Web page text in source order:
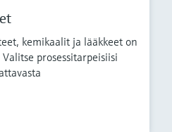
kemikaalit ja lääkkeet on
prosessitarpeisiisi